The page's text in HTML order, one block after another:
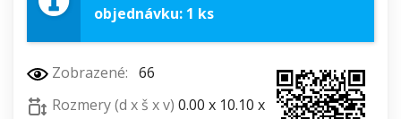
objednávku: 1 ks
Zobrazené: 66
Rozmery (d x š x v) 0.00 x 10.10 x